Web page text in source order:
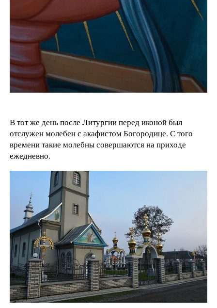
В тот же день после Литургии перед иконой был
отслужен молебен с акафистом Богородице. С того
времени такие молебны совершаются на приходе
ежедневно.